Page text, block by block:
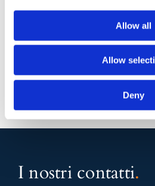
Allow all
Allow
Deny
I nostri contatti.